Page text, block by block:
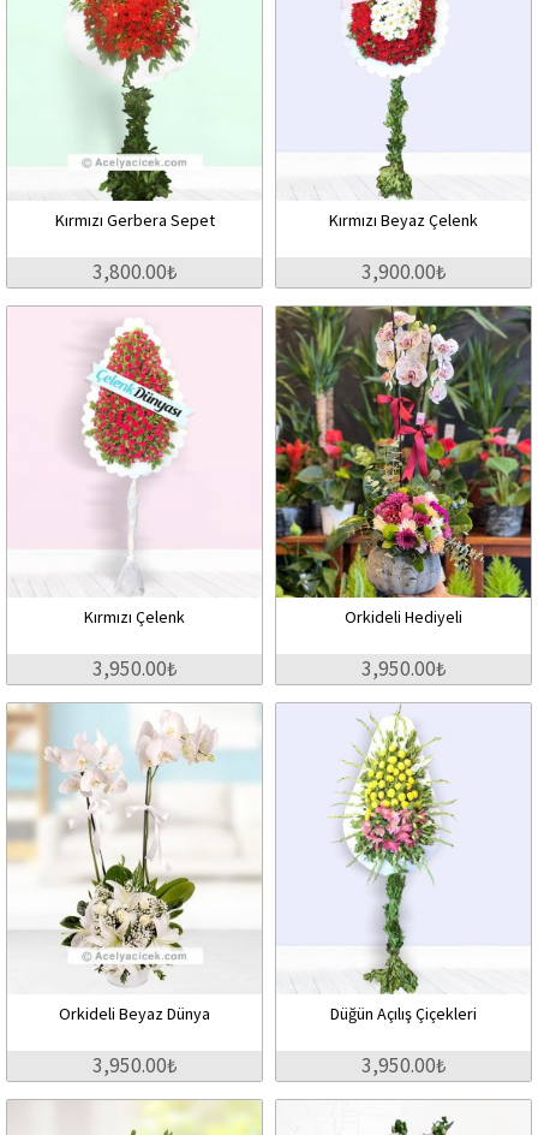
Kırmızı Gerbera Sepet
3,800.00₺
Kırmızı Beyaz Çelenk
3,900.00₺
Kırmızı Çelenk
3,950.00₺
Orkideli Hediyeli
3,950.00₺
Orkideli Beyaz Dünya
3,950.00₺
Düğün Açılış Çiçekleri
3,950.00₺